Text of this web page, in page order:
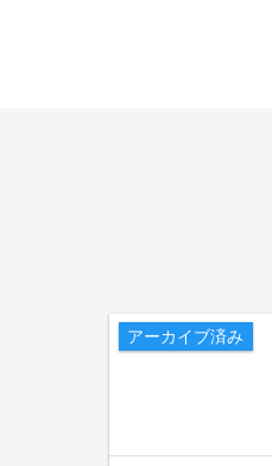
アーカイブ済み